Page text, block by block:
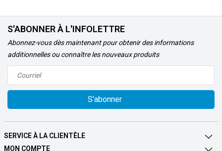
S'ABONNER À L'INFOLETTRE
Abonnez-vous dès maintenant pour obtenir des informations
additionnelles ou connaître les nouveaux produits
S'abonner
SERVICE À LA CLIENTÈLE
MON COMPTE